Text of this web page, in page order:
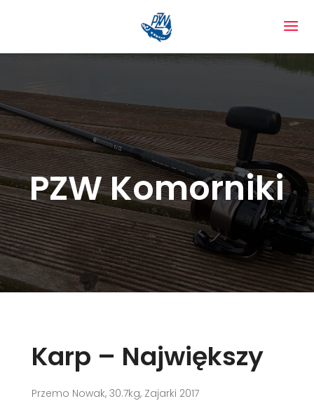
PZW Komorniki
Karp – Największy
Przemo Nowak, 30.7kg, Zajarki 2017